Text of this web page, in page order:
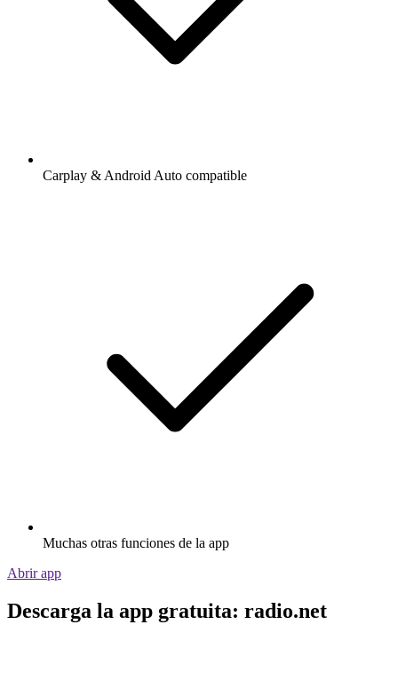
Carplay & Android Auto compatible
Muchas otras funciones de la app
Abrir app
Descarga la app gratuita: radio.net